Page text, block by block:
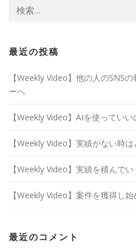
シ
索:
最近の投稿
【Weekly Video】他の人のSNS
ーへ
【Weekly Video】AIを使ってい
【Weekly Video】実績がない時
【Weekly Video】実績を積んで
【Weekly Video】案件を獲得し
最近のコメント